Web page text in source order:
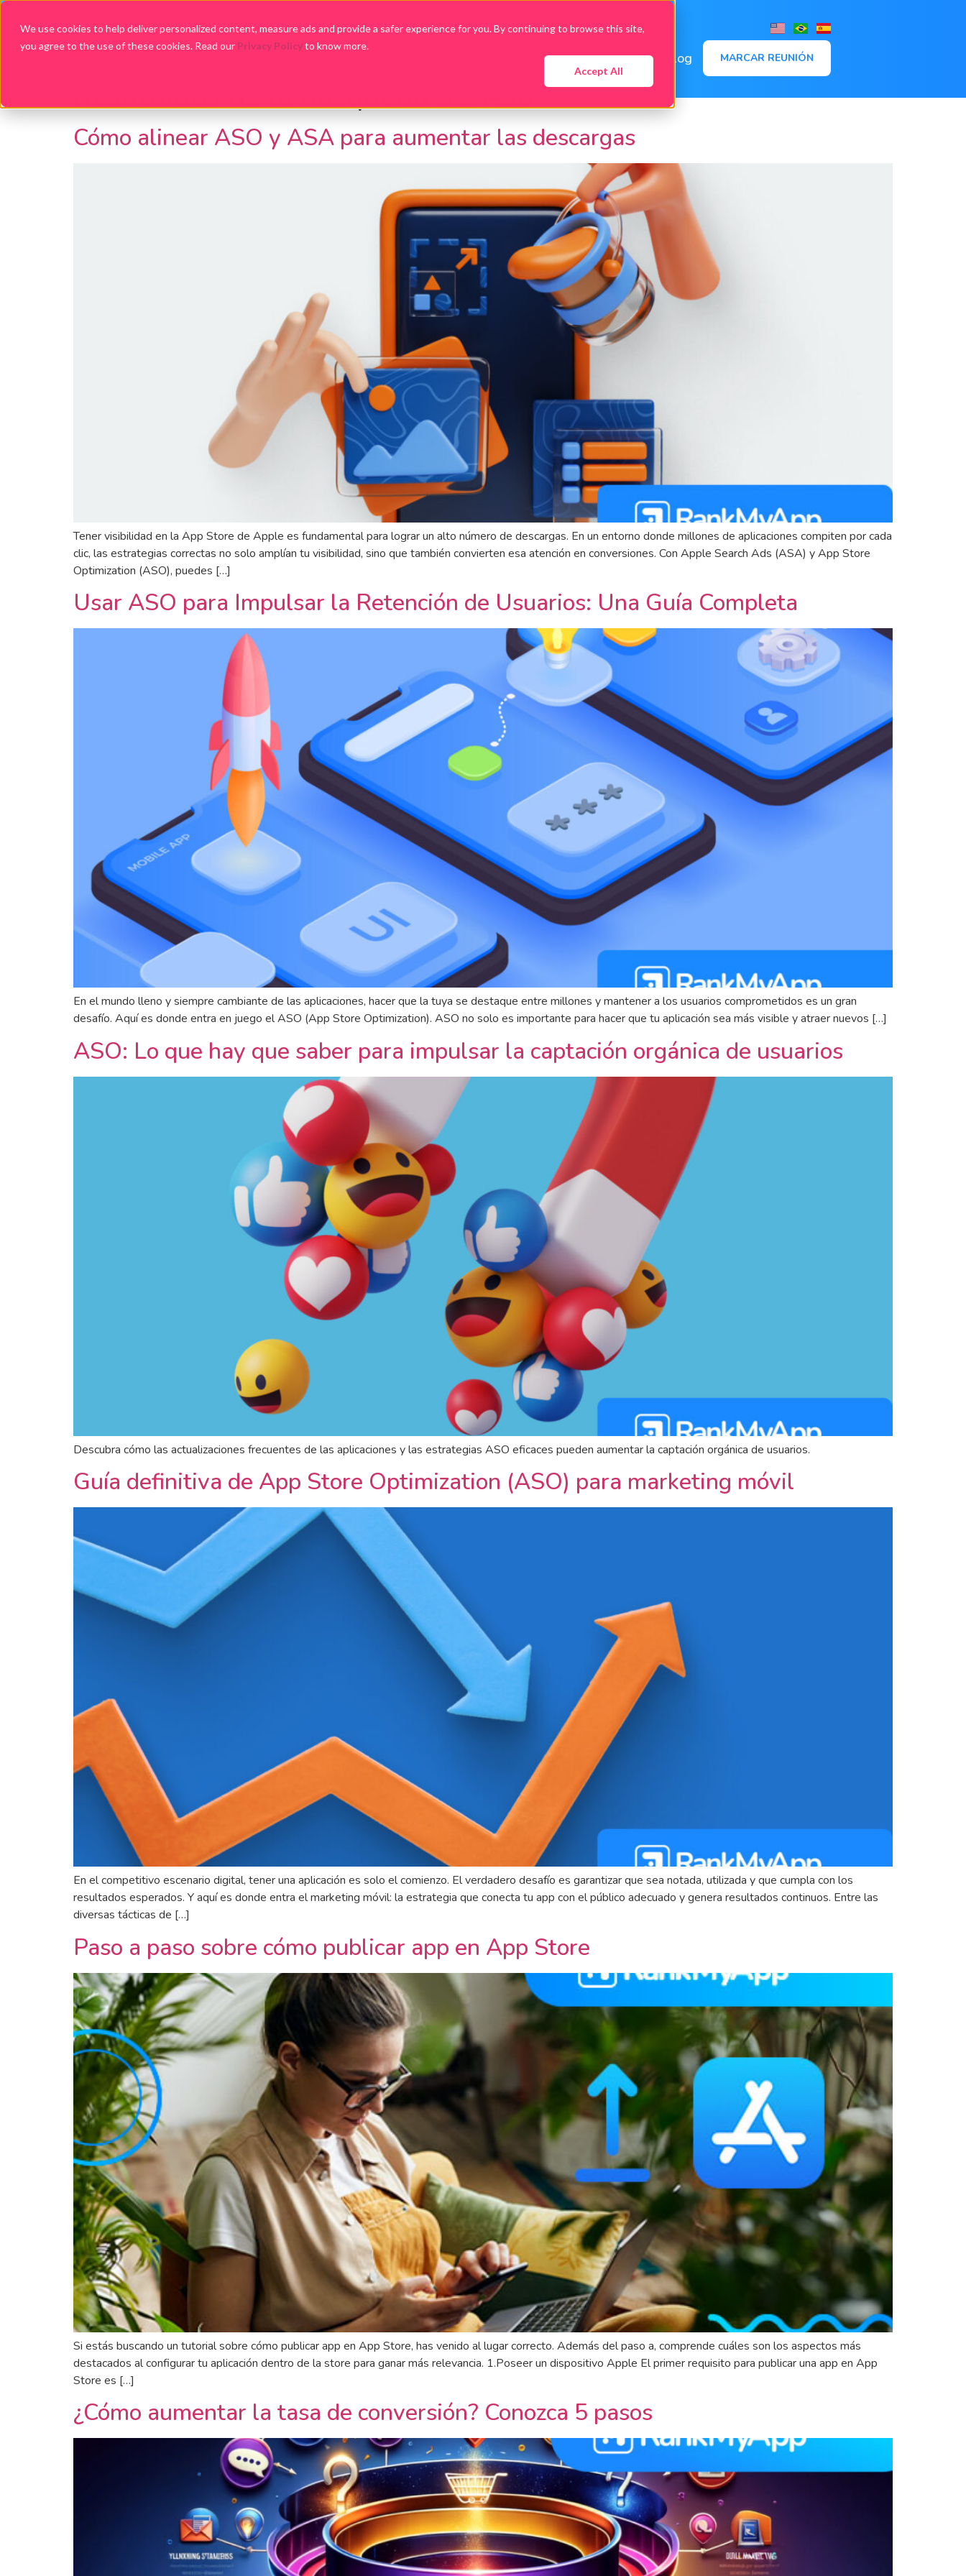
We use cookies to help deliver personalized content, measure ads and provide a safer experience for you. By continuing to browse this site,
you agree to the use of these cookies. Read our Privacy Policyto know more.
Accept All
Guías y Ebooks Blog MARCAR REUNIÓN
Cómo alinear ASO y ASA para aumentar las descargas
Tener visibilidad en la App Store de Apple es fundamental para lograr un alto número de descargas. En un entorno donde millones de aplicaciones compiten por cada
clic, las estrategias correctas no solo amplían tu visibilidad, sino que también convierten esa atención en conversiones. Con Apple Search Ads (ASA) y App Store
Optimization (ASO), puedes […]
Usar ASO para Impulsar la Retención de Usuarios: Una Guía Completa
En el mundo lleno y siempre cambiante de las aplicaciones, hacer que la tuya se destaque entre millones y mantener a los usuarios comprometidos es un gran
desafío. Aquí es donde entra en juego el ASO (App Store Optimization). ASO no solo es importante para hacer que tu aplicación sea más visible y atraer nuevos […]
ASO: Lo que hay que saber para impulsar la captación orgánica de usuarios
Descubra cómo las actualizaciones frecuentes de las aplicaciones y las estrategias ASO eficaces pueden aumentar la captación orgánica de usuarios.
Guía definitiva de App Store Optimization (ASO) para marketing móvil
En el competitivo escenario digital, tener una aplicación es solo el comienzo. El verdadero desafío es garantizar que sea notada, utilizada y que cumpla con los
resultados esperados. Y aquí es donde entra el marketing móvil: la estrategia que conecta tu app con el público adecuado y genera resultados continuos. Entre las
diversas tácticas de […]
Paso a paso sobre cómo publicar app en App Store
Si estás buscando un tutorial sobre cómo publicar app en App Store, has venido al lugar correcto. Además del paso a, comprende cuáles son los aspectos más
destacados al configurar tu aplicación dentro de la store para ganar más relevancia. 1.Poseer un dispositivo Apple El primer requisito para publicar una app en App
Store es […]
¿Cómo aumentar la tasa de conversión? Conozca 5 pasos